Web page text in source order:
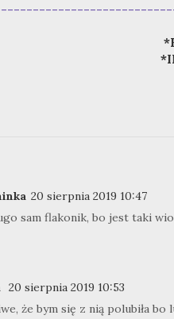
20 sierpnia 2019 10:47
sam flakonik, bo jest taki
20 sierpnia 2019 10:53
że bym się z nią polubiła bo